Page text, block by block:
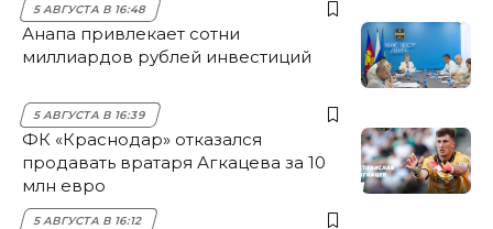
5 АВГУСТА В 16:48
Анапа привлекает сотни
миллиардов рублей инвестиций
5 АВГУСТА В 16:39
ФК «Краснодар» отказался
продавать вратаря Агкацева за 10
млн евро
5 АВГУСТА В 16:12